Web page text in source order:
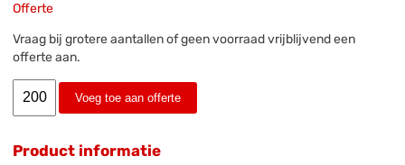
Offerte
Vraag bij grotere aantallen of geen voorraad vrijblijvend een
offerte aan.
Voeg toe aan offerte
Product informatie